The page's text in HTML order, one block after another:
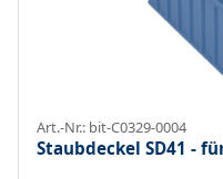
Art.-Nr.: bit-C0329-0004
Staubdeckel SD41 -